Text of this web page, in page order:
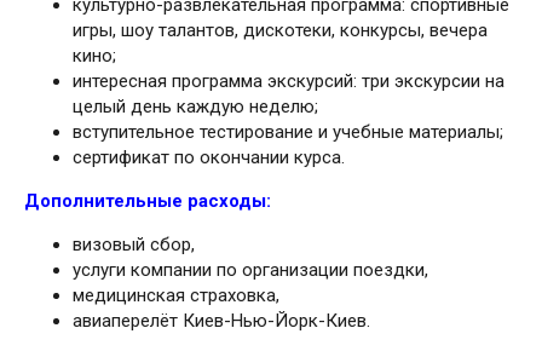
культурно-развлекательная программа: спортивные
игры, шоу талантов, дискотеки, конкурсы, вечера
кино;
интересная программа экскурсий: три экскурсии на
целый день каждую неделю;
вступительное тестирование и учебные материалы;
сертификат по окончании курса.
Дополнительные расходы:
визовый сбор,
услуги компании по организации поездки,
медицинская страховка,
авиаперелёт Киев-Нью-Йорк-Киев.